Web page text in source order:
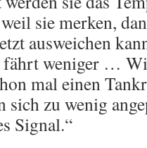
sie merken,
ausweichen
weniger …
mal einen
sich zu wenig
Signal.“